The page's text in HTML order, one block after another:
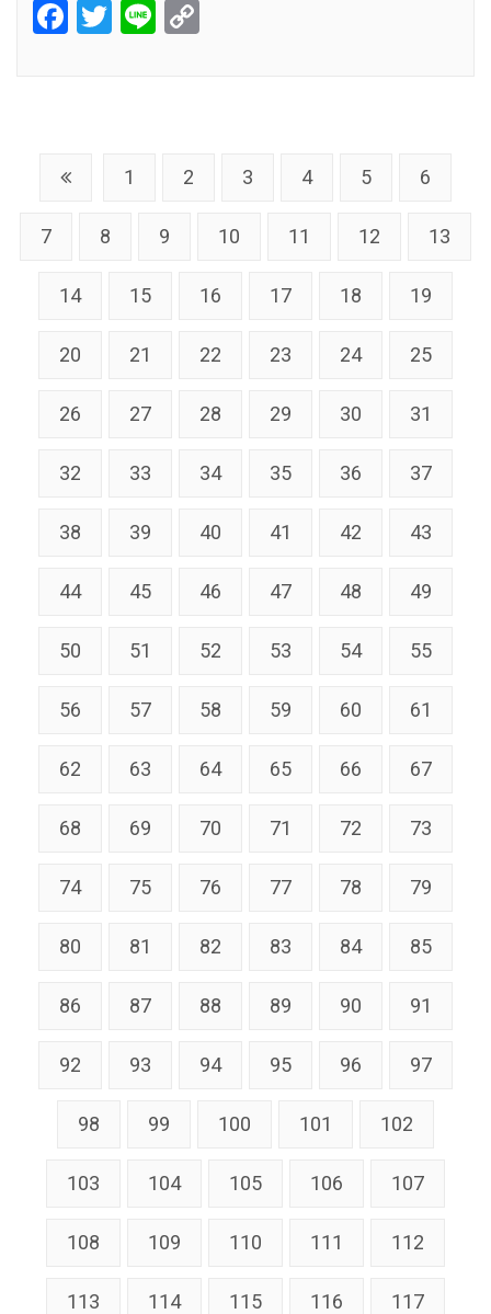
Facebook
Twitter
Line
1 2 3 4 5 6
7 8 9 10 11 12 13
14 15 16 17 18 19
20 21 22 23 24 25
26 27 28 29 30 31
32 33 34 35 36 37
38 39 40 41 42 43
44 45 46 47 48 49
50 51 52 53 54 55
56 57 58 59 60 61
62 63 64 65 66 67
68 69 70 71 72 73
74 75 76 77 78 79
80 81 82 83 84 85
86 87 88 89 90 91
92 93 94 95 96 97
98 99 100 101 102
103 104 105 106 107
108 109 110 111 112
113 114 115 116 117